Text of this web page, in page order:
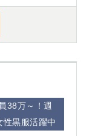
38万～！週
黒服活躍中